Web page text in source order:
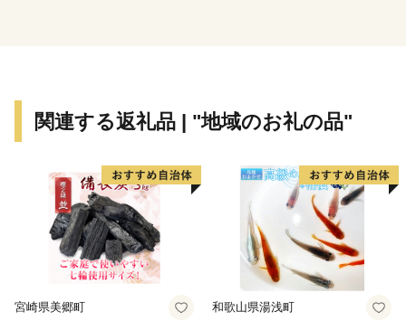
関連する返礼品 | "地域のお礼の品"
宮崎県美郷町 和歌山県湯浅町